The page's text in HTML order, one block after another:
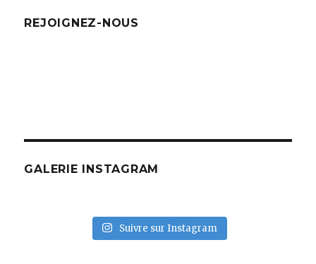
REJOIGNEZ-NOUS
GALERIE INSTAGRAM
Suivre sur Instagram